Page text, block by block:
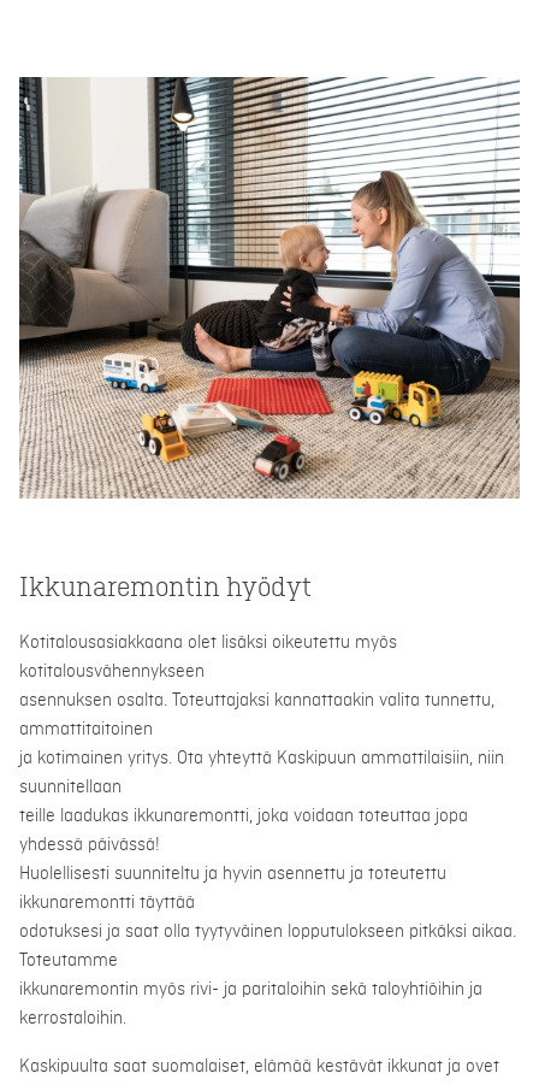
Ikkunaremontin hyödyt
Kotitalousasiakkaana olet lisäksi oikeutettu myös
kotitalousvähennykseen
asennuksen osalta. Toteuttajaksi kannattaakin valita tunnettu,
ammattitaitoinen
ja kotimainen yritys. Ota yhteyttä Kaskipuun ammattilaisiin, niin
suunnitellaan
teille laadukas ikkunaremontti, joka voidaan toteuttaa jopa
yhdessä päivässä!
Huolellisesti suunniteltu ja hyvin asennettu ja toteutettu
ikkunaremontti täyttää
odotuksesi ja saat olla tyytyväinen lopputulokseen pitkäksi aikaa.
Toteutamme
ikkunaremontin myös rivi- ja paritaloihin sekä taloyhtiöihin ja
kerrostaloihin.
Kaskipuulta saat suomalaiset, elämää kestävät ikkunat ja ovet